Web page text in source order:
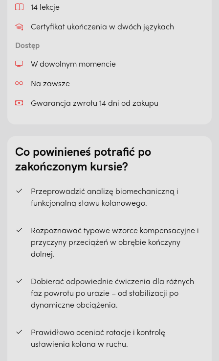
14 lekcje
Certyfikat ukończenia w dwóch językach
Dostęp
W dowolnym momencie
Na zawsze
Gwarancja zwrotu 14 dni od zakupu
Co powinieneś potrafić po
zakończonym kursie?
Przeprowadzić analizę biomechaniczną i
funkcjonalną stawu kolanowego.
Rozpoznawać typowe wzorce kompensacyjne i
przyczyny przeciążeń w obrębie kończyny
dolnej.
Dobierać odpowiednie ćwiczenia dla różnych
faz powrotu po urazie – od stabilizacji po
dynamiczne obciążenia.
Prawidłowo oceniać rotacje i kontrolę
ustawienia kolana w ruchu.